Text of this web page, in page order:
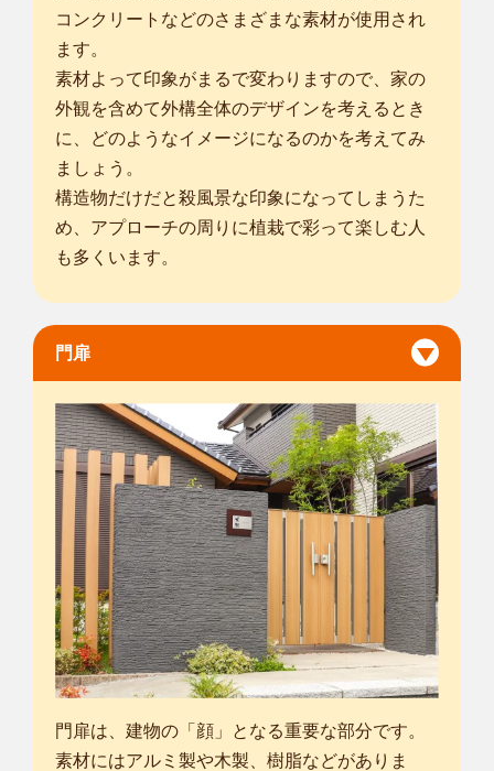
コンクリートなどのさまざまな素材が使用され
ます。
素材よって印象がまるで変わりますので、家の
外観を含めて外構全体のデザインを考えるとき
に、どのようなイメージになるのかを考えてみ
ましょう。
構造物だけだと殺風景な印象になってしまうた
め、アプローチの周りに植栽で彩って楽しむ人
も多くいます。
門扉
門扉は、建物の「顔」となる重要な部分です。
素材にはアルミ製や木製、樹脂などがありま